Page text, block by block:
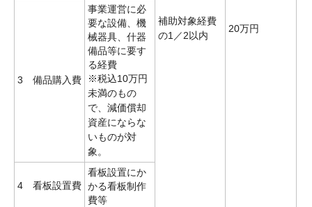
補助対象経費
の1／2以内
20万円
3 備品購入費
事業運営に必
要な設備、機
械器具、什器
備品等に要す
る経費
※税込10万円
未満のもの
で、減価償却
資産にならな
いものが対
象。
4 看板設置費
看板設置にか
かる看板制作
費等